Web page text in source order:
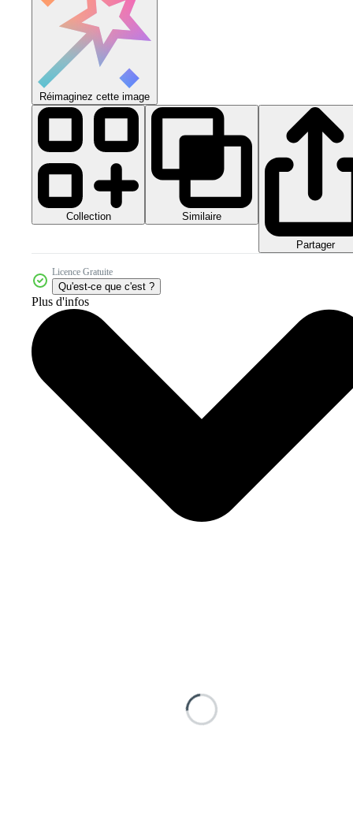
Réimaginez cette image
Collection Similaire
Partager
Licence Gratuite
Qu'est-ce que c'est ?
Plus d'infos